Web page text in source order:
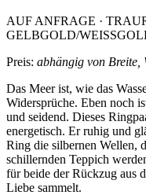
AUF ANFRAGE ·
GELBGOLD/
Preis: abhängig von Breite,
Das Meer ist, wie das
Widersprüche. Eben noch
und seidend. Dieses
energetisch. Er ruhig und
Ring die silbernen Wellen,
schillernden Teppich
für beide der Rückzug aus
Liebe sammelt.